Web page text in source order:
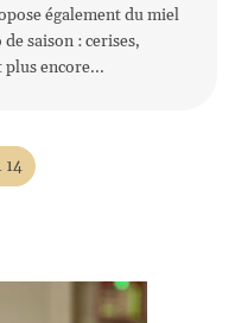
également du miel
saison : cerises,
encore...
14